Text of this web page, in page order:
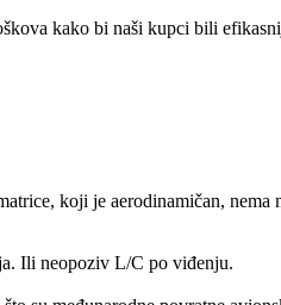
kako bi naši kupci bili
koji je aerodinamičan,
Ili neopoziv L/C po viđenju.